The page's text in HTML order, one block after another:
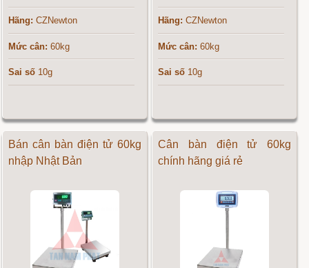
Hãng: CZNewton
Mức cân: 60kg
Sai số 10g
Hãng: CZNewton
Mức cân: 60kg
Sai số 10g
Bán cân bàn điện tử 60kg
nhập Nhật Bản
Cân bàn điện tử 60kg
chính hãng giá rẻ